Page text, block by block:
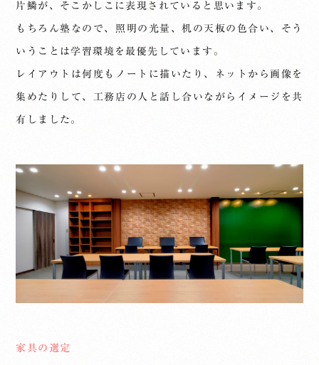
片鱗が、そこかしこに表現されていると思います。
もちろん塾なので、照明の光量、机の天板の色合い、そう
いうことは学習環境を最優先しています。
レイアウトは何度もノートに描いたり、ネットから画像を
集めたりして、工務店の人と話し合いながらイメージを共
有しました。
家具の選定